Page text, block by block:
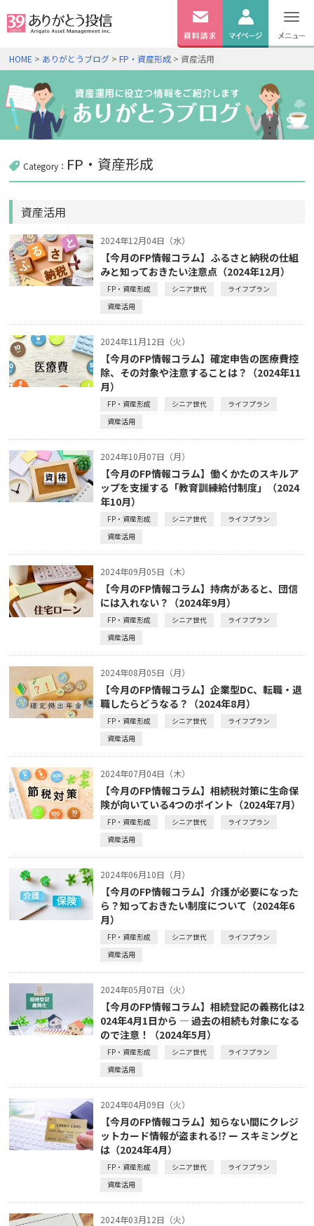
無料資料
請求
HOME > ありがとうブログ >FP・資産形成 > 資産活用
Category： FP・資産形成
資産活用
2024年12月04日（水）
【今月のFP情報コラム】ふるさと納税の仕組
みと知っておきたい注意点（2024年12月）
FP・資産形成 シニア世代
ライフプラン
資産活用
2024年11月12日（火）
【今月のFP情報コラム】確定申告の医療費控
除、その対象や注意することは？（2024年11
月）
FP・資産形成 シニア世代
ライフプラン
資産活用
2024年10月07日（月）
【今月のFP情報コラム】働くかたのスキルア
ップを支援する「教育訓練給付制度」（2024
年10月）
FP・資産形成 シニア世代
ライフプラン
資産活用
2024年09月05日（木）
【今月のFP情報コラム】持病があると、団信
には入れない？（2024年9月）
FP・資産形成 シニア世代
ライフプラン
資産活用
2024年08月05日（月）
【今月のFP情報コラム】企業型DC、転職・退
職したらどうなる？（2024年8月）
FP・資産形成 シニア世代
ライフプラン
資産活用
2024年07月04日（木）
【今月のFP情報コラム】相続税対策に生命保
険が向いている4つのポイント（2024年7月）
FP・資産形成 シニア世代
ライフプラン
資産活用
2024年06月10日（月）
【今月のFP情報コラム】介護が必要になった
ら？知っておきたい制度について（2024年6
月）
FP・資産形成 シニア世代
ライフプラン
資産活用
2024年05月07日（火）
【今月のFP情報コラム】相続登記の義務化は2
024年4月1日から ― 過去の相続も対象になる
ので注意！（2024年5月）
FP・資産形成 シニア世代
ライフプラン
資産活用
2024年04月09日（火）
【今月のFP情報コラム】知らない間にクレジ
ットカード情報が盗まれる⁉ ー スキミングと
は（2024年4月）
FP・資産形成 シニア世代
ライフプラン
資産活用
2024年03月12日（火）